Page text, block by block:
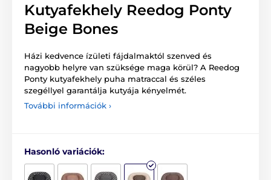
Kutyafekhely Reedog Ponty
Beige Bones
Házi kedvence ízületi fájdalmaktól szenved és
nagyobb helyre van szüksége maga körül? A Reedog
Ponty kutyafekhely puha matraccal és széles
szegéllyel garantálja kutyája kényelmét.
További információk ›
Hasonló variációk: